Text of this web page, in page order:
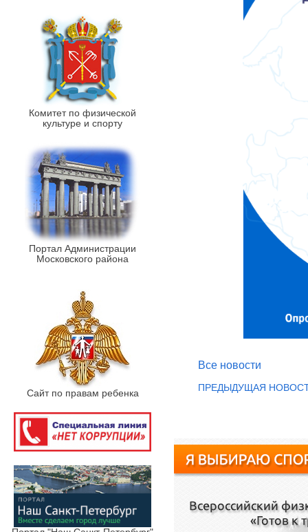
Комитет по физической
культуре и спорту
Портал Администрации
Московского района
Сайт по правам ребенка
Все новости
ПРЕДЫДУЩАЯ